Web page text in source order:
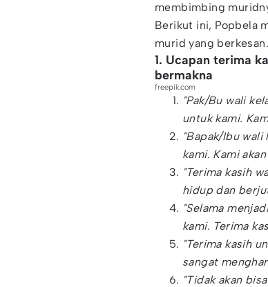
membimbing
Berikut ini, Popbela
murid yang berkesan.
1. Ucapan terima
bermakna
freepik.com
"Pak/Bu wali
untuk kami.
"Bapak/Ibu
kami. Kami
"Terima kasih
hidup dan
"Selama
kami. Terima
"Terima kasih
sangat
"Tidak akan